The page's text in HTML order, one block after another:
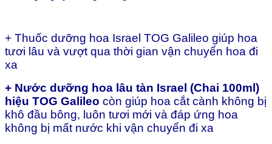
+ Thuốc dưỡng hoa Israel TOG Galileo giúp hoa
tươi lâu và vượt qua thời gian vận chuyển hoa đi
xa
+ Nước dưỡng hoa lâu tàn Israel (Chai 100ml)
hiệu TOG Galileo còn giúp hoa cắt cành không bị
khô đầu bông, luôn tươi mới và đáp ứng hoa
không bị mất nước khi vận chuyển đi xa